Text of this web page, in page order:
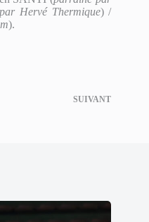
Hervé Thermique) /
).
SUIVANT